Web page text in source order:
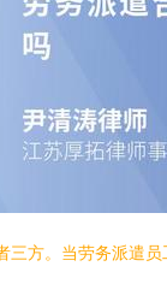
方。当劳务派遣